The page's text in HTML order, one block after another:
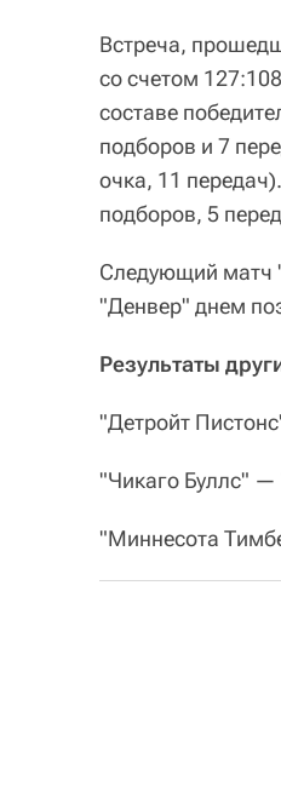
Встреча,
со счетом
составе
подборов и 7
очка, 11
подборов, 5
Следующий матч
"Денвер" днем
Результаты
"Детройт
"Чикаго Буллс"
"Миннесота